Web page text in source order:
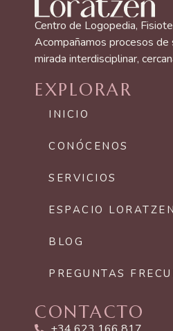
Centro de Logopedia,
Acompañamos procesos de
mirada interdisciplinar,
EXPLORAR
INICIO
CONÓCENOS
SERVICIOS
ESPACIO LORATZEN
BLOG
PREGUNTAS
CONTACTO